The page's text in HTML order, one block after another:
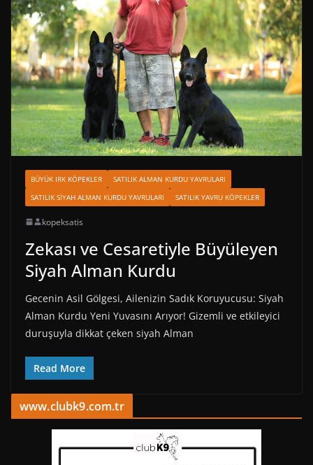
BÜYÜK IRK KÖPEKLER
SATILIK ALMAN KURDU YAVRULARI
SATILIK SIYAH ALMAN KURDU YAVRULARI
SATILIK YAVRU KÖPEKLER
kopeksatis
Zekası ve Cesaretiyle Büyüleyen
Siyah Alman Kurdu
Gecenin Asil Gölgesi, Ailenizin Sadık Koruyucusu: Siyah
Alman Kurdu Yeni Yuvasını Arıyor! Gizemli ve etkileyici
duruşuyla dikkat çeken siyah Alman
Read More
www.clubk9.com.tr